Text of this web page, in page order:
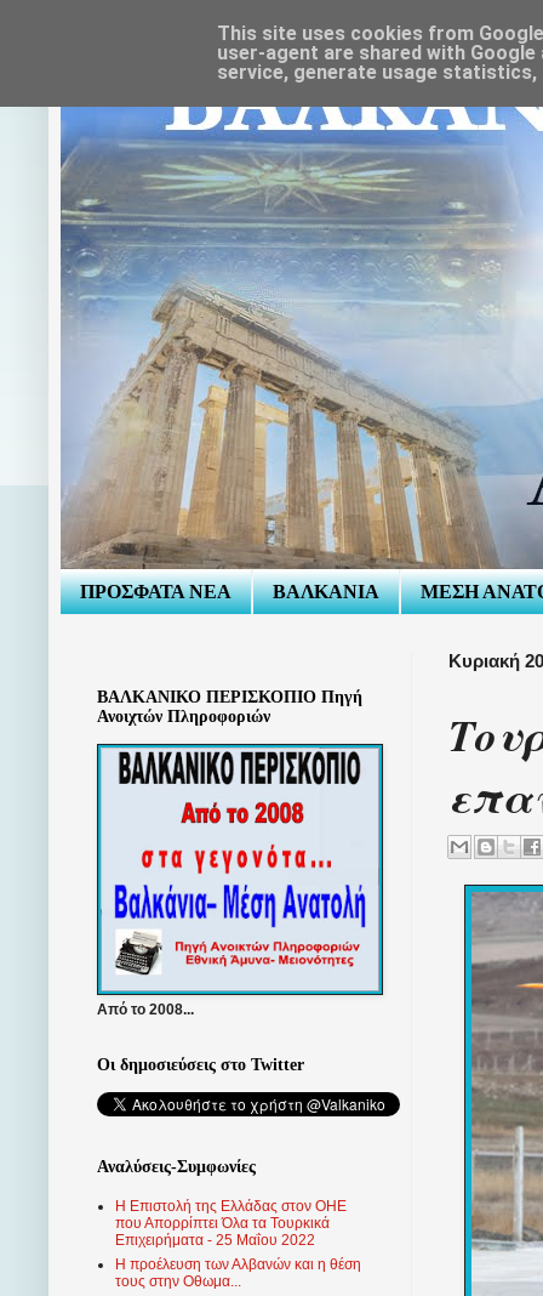
ΠΡΟΣΦΑΤΑ ΝΕΑ ΒΑΛΚΑΝΙΑ ΜΕΣΗ
Κυριακή
ΒΑΛΚΑΝΙΚΟ ΠΕΡΙΣΚΟΠΙΟ Πηγή
Ανοιχτών Πληροφοριών
Από το 2008...
Οι δημοσιεύσεις στο Twitter
Αναλύσεις-Συμφωνίες
Η Επιστολή της Ελλάδας στον ΟΗΕ
που Απορρίπτει Όλα τα Τουρκικά
Επιχειρήματα - 25 Μαΐου 2022
Η προέλευση των Αλβανών και η θέση
τους στην Οθωμα...
This site uses cookies from
user-agent are shared with
service, generate usage statistics,